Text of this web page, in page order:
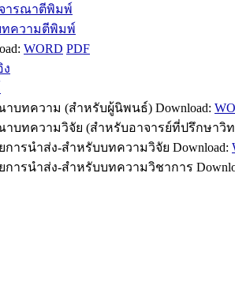
ารณาตีพิมพ์
ทความตีพิมพ์
WORD PDF
ง
บทความ (สำหรับผู้นิพนธ์) Download:
บทความวิจัย (สำหรับอาจารย์ที่ปรึกษาวิท
การนำส่ง-สำหรับบทความวิจัย Download:
การนำส่ง-สำหรับบทความวิชาการ